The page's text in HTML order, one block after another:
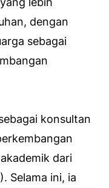
dengan
sebagai
konsultan
dari
Selama ini, ia